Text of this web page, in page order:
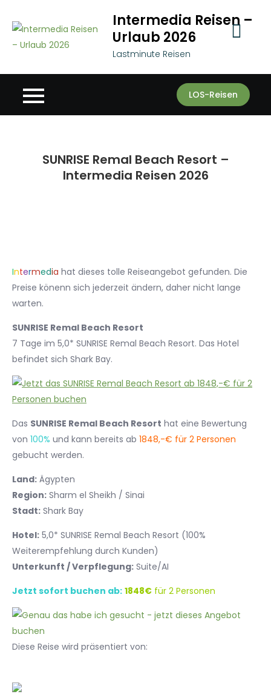
content
Intermedia Reisen –
Urlaub 2026
Lastminute Reisen
LOS-Reisen
SUNRISE Remal Beach Resort –
Intermedia Reisen 2026
Intermedia hat dieses tolle Reiseangebot gefunden. Die
Preise könenn sich jederzeit ändern, daher nicht lange
warten.
SUNRISE Remal Beach Resort
7 Tage im 5,0* SUNRISE Remal Beach Resort. Das Hotel
befindet sich Shark Bay.
Das SUNRISE Remal Beach Resort hat eine Bewertung
von 100% und kann bereits ab 1848,-€ für 2 Personen
gebucht werden.
Land: Ägypten
Region: Sharm el Sheikh / Sinai
Stadt: Shark Bay
Hotel: 5,0* SUNRISE Remal Beach Resort (100%
Weiterempfehlung durch Kunden)
Unterkunft / Verpflegung: Suite/AI
Jetzt sofort buchen ab: 1848€ für 2 Personen
Diese Reise wird präsentiert von: